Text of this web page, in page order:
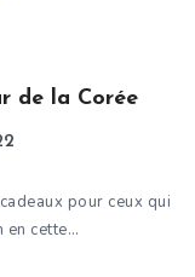
de la Corée
pour ceux qui
en cette…